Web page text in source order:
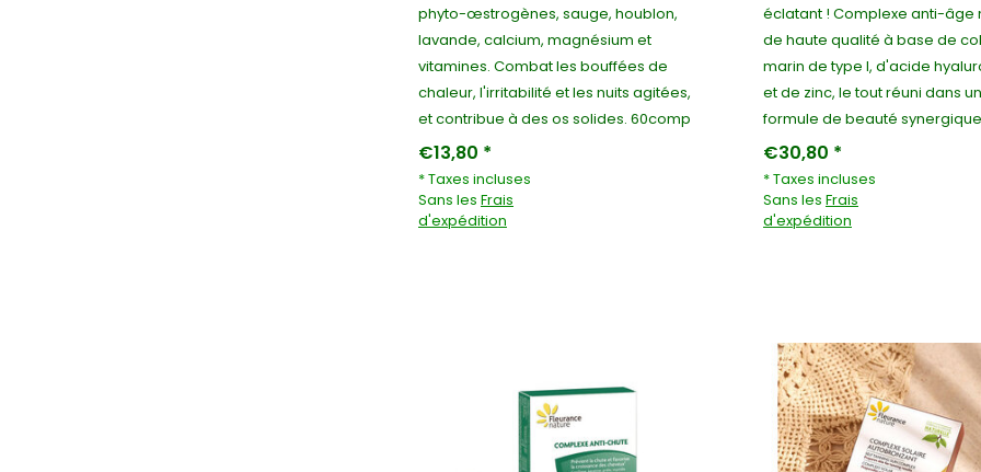
phyto-œstrogènes, sauge, houblon,
lavande, calcium, magnésium et
vitamines. Combat les bouffées de
chaleur, l'irritabilité et les nuits agitées,
et contribue à des os solides. 60comp
€13,80 *
* Taxes incluses
Sans les Frais
d'expédition
éclatant ! Complexe anti-âge
de haute qualité à base de
marin de type I, d'acide
et de zinc, le tout réuni dans
formule de beauté
€30,80 *
* Taxes incluses
Sans les Frais
d'expédition